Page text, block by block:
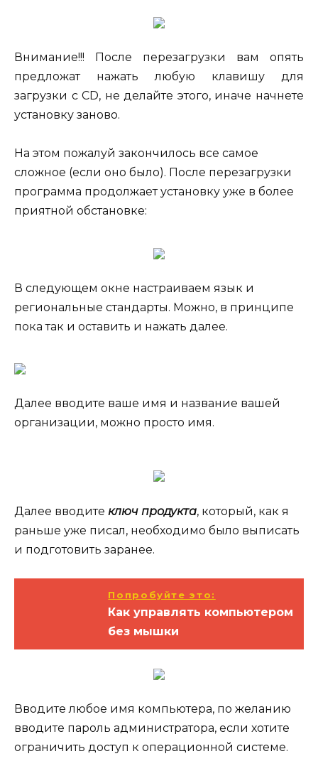
Внимание!!! После перезагрузки вам опять
предложат нажать любую клавишу для
загрузки с CD, не делайте этого, иначе начнете
установку заново.
На этом пожалуй закончилось все самое
сложное (если оно было). После перезагрузки
программа продолжает установку уже в более
приятной обстановке:
В следующем окне настраиваем язык и
региональные стандарты. Можно, в принципе
пока так и оставить и нажать далее.
Далее вводите ваше имя и название вашей
организации, можно просто имя.
Далее вводите ключ продукта, который, как я
раньше уже писал, необходимо было выписать
и подготовить заранее.
Попробуйте это:
Как управлять компьютером
без мышки
Вводите любое имя компьютера, по желанию
вводите пароль администратора, если хотите
ограничить доступ к операционной системе.